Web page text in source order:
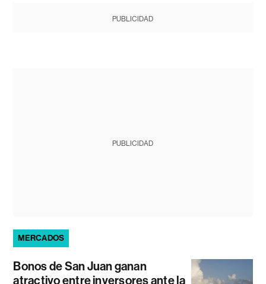
PUBLICIDAD
PUBLICIDAD
MERCADOS
Bonos de San Juan ganan
atractivo entre inversores ante la